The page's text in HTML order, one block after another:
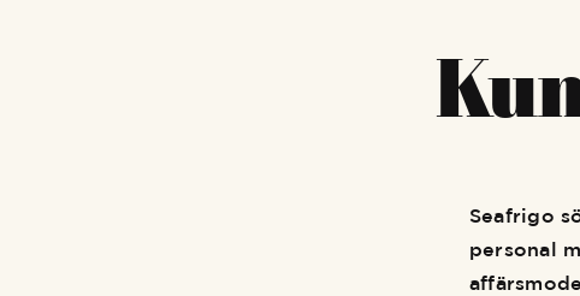
Seafrigo
personal